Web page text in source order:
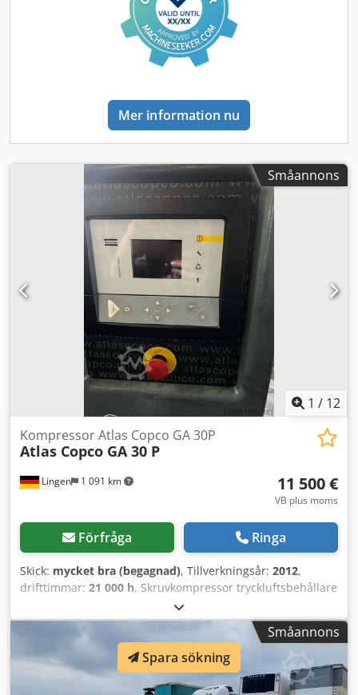
Mer information nu
Småannons
1 / 12
Lingen 1 091 km
Kompressor Atlas Copco GA 30P
Atlas Copco GA 30 P
11 500 €
VB plus moms
Förfråga Ringa
Skick: mycket bra (begagnad), Tillverkningsår: 2012,
drifttimmar: 21 000 h, Skruvkompressor tryckluftsbehållare
tork avoljningsenhet plats Mülheim an der Ruhr Djdpfowr
Nnbsx Apdjck
Småannons
Spara sökning